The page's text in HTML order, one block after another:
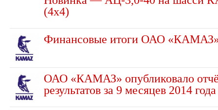
(4х4)
Финансовые итоги ОАО «КАМАЗ»
ОАО «КАМАЗ» опубликовало
результатов за 9 месяцев 2014 года